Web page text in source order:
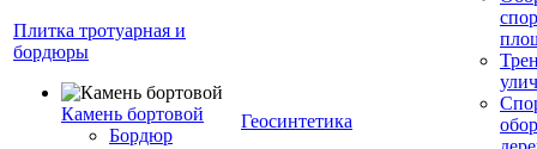
Плитка тротуарная и
бордюры
Камень бортовой
Бордюр
Геосинтетика